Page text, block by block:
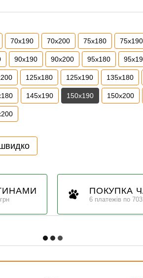
70x190 70х200 75х180 75х190
90x190 90x200 95x180
125x180 125x190 135x180
145x190 150x190 150x200
ПОКУПКА
6 платежів по